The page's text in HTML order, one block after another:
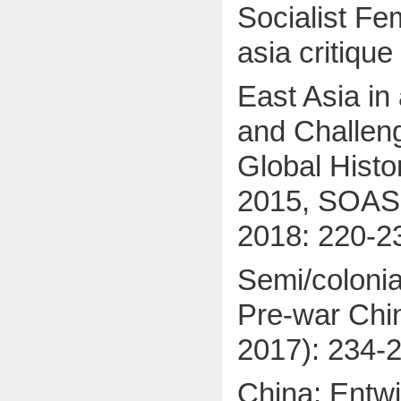
Socialist
asia
East Asia
and
Global
2015,
2018: 220-
Semi/
Pre-war
2017): 234-
China: